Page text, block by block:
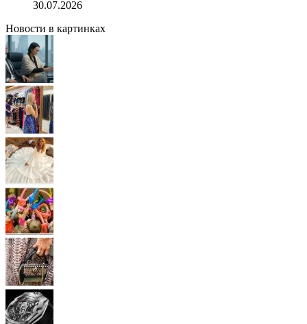
30.07.2026
Новости в картинках